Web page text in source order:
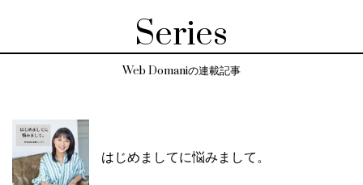
Series
Web Domaniの連載記事
はじめましてに悩みまして。